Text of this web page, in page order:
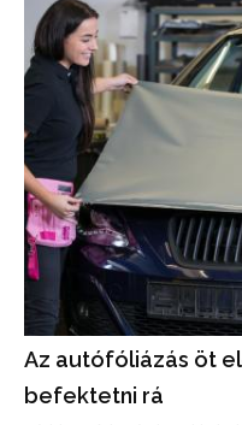
Az autófóliázás öt
befektetni rá